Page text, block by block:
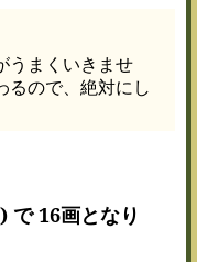
うまくいきませ
るので、絶対にし
で 16画となり